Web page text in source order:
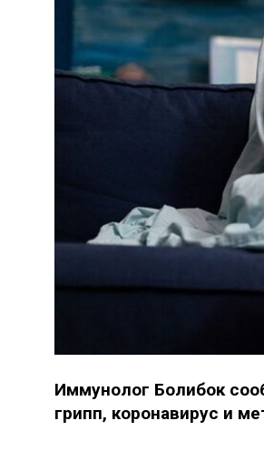
Иммунолог Болибок
грипп, коронавирус и